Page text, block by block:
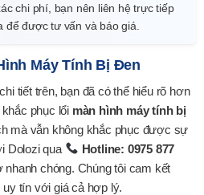
chi phí, bạn nên liên hệ trực tiếp
được tư vấn và báo giá.
Máy Tính Bị Đen
tiết trên, bạn đã có thể hiểu rõ hơn
phục lổi màn hình máy tính bị
mà vẫn không khắc phục được sự
Dolozi qua
Hotline: 0975 877
chóng. Chúng tôi cam kết
tín với giá cả hợp lý.